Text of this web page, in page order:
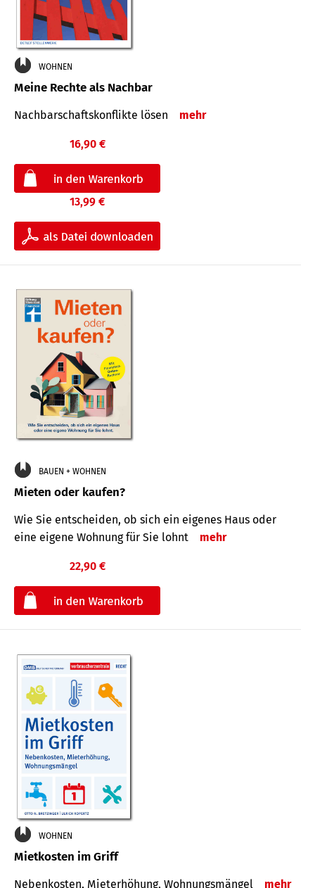
WOHNEN
Meine Rechte als Nachbar
Nach­bar­schafts­konflikte lösen mehr
16,90 €
13,99 €
BAUEN + WOHNEN
Mieten oder kaufen?
Wie Sie entscheiden, ob sich ein eigenes Haus oder
eine eigene Wohnung für Sie lohnt
mehr
22,90 €
WOHNEN
Mietkosten im Griff
Nebenkosten, Mieterhöhung, Wohnungsmängel mehr